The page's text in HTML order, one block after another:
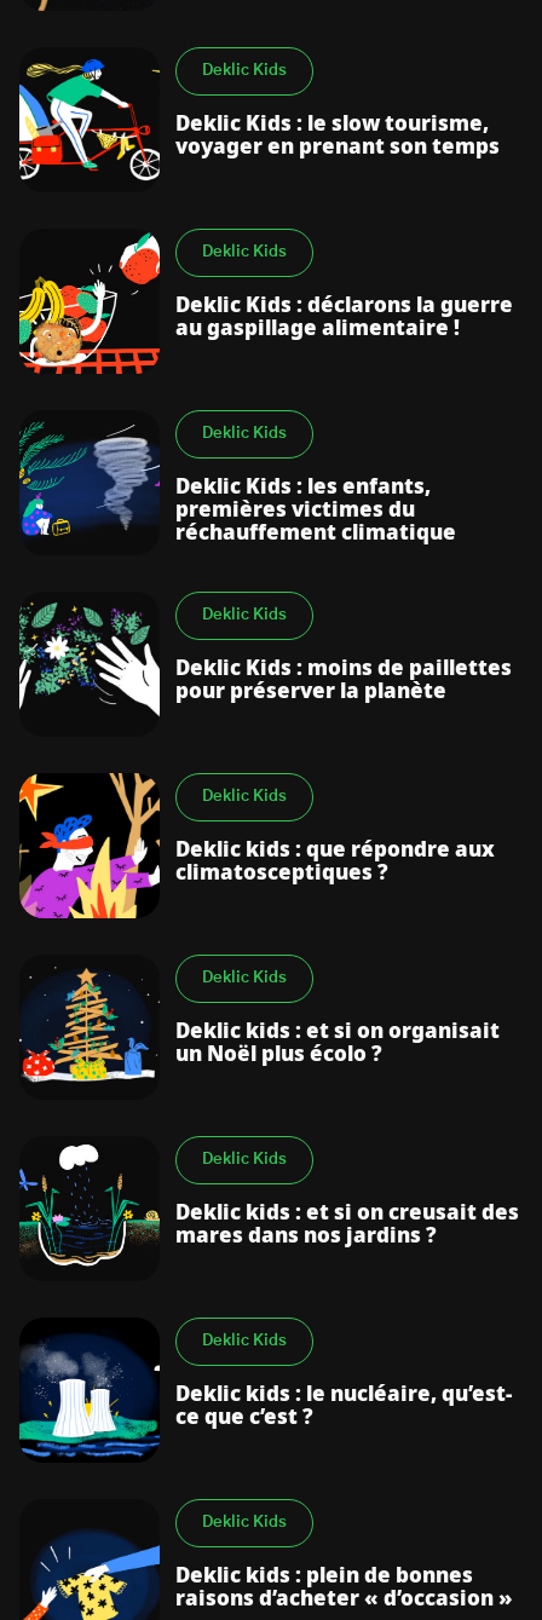
Deklic Kids
Deklic Kids : le slow tourisme,
voyager en prenant son temps
Deklic Kids
Deklic Kids : déclarons la guerre
au gaspillage alimentaire !
Deklic Kids
Deklic Kids : les enfants,
premières victimes du
réchauffement climatique
Deklic Kids
Deklic Kids : moins de paillettes
pour préserver la planète
Deklic Kids
Deklic kids : que répondre aux
climatosceptiques ?
Deklic Kids
Deklic kids : et si on organisait
un Noël plus écolo ?
Deklic Kids
Deklic kids : et si on creusait des
mares dans nos jardins ?
Deklic Kids
Deklic kids : le nucléaire, qu’est-
ce que c’est ?
Deklic Kids
Deklic kids : plein de bonnes
raisons d’acheter « d’occasion »